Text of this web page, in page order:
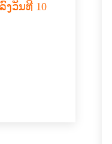
ງວັນທີ 10